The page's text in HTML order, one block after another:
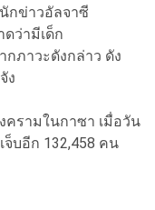
กข่าวอัลจาซี
ว่ามีเด็ก
กภาวะดังกล่าว ดัง
ง
ครามในกาซา เมื่อวัน
จ็บอีก 132,458 คน